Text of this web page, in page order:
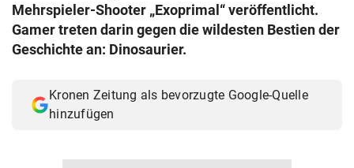
Mehrspieler-Shooter „Exoprimal“ veröffentlicht.
Gamer treten darin gegen die wildesten Bestien der
Geschichte an: Dinosaurier.
Kronen Zeitung als bevorzugte Google-Quelle
hinzufügen